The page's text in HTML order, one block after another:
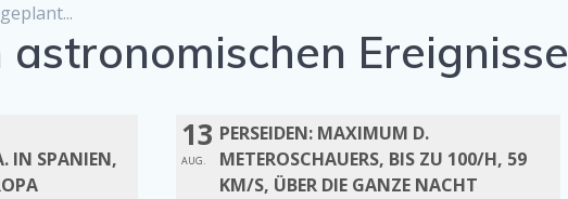
astronomischen Ereignisse
IN SPANIEN,
13
AUG.
PERSEIDEN: MAXIMUM D.
METEROSCHAUERS, BIS ZU 100/H, 59
KM/S, ÜBER DIE GANZE NACHT